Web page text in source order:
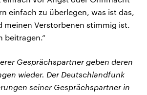
einfach zu überlegen, was ist das,
meinen Verstorbenen stimmig ist.
beitragen.“
Gesprächspartner geben deren
wieder. Der Deutschlandfunk
seiner Gesprächspartner in